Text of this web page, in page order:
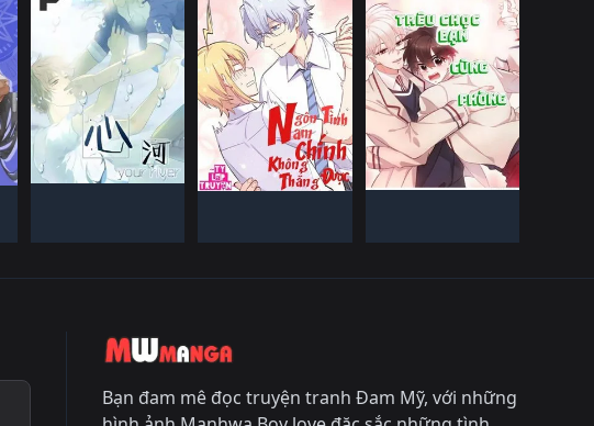
TRUNG QUốC
ĐANG TIếN HàNH
TRUNG QUốC
ĐANG TIếN HàNH
TRUNG QUốC
ĐANG TIếN HàNH
Bạn đam mê đọc truyện tranh Đam Mỹ, với những